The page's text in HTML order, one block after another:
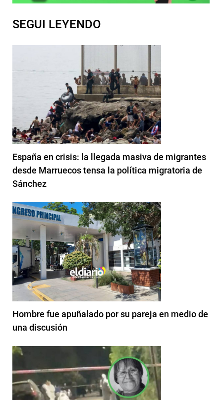
SEGUI LEYENDO
España en crisis: la llegada masiva de migrantes
desde Marruecos tensa la política migratoria de
Sánchez
Hombre fue apuñalado por su pareja en medio de
una discusión